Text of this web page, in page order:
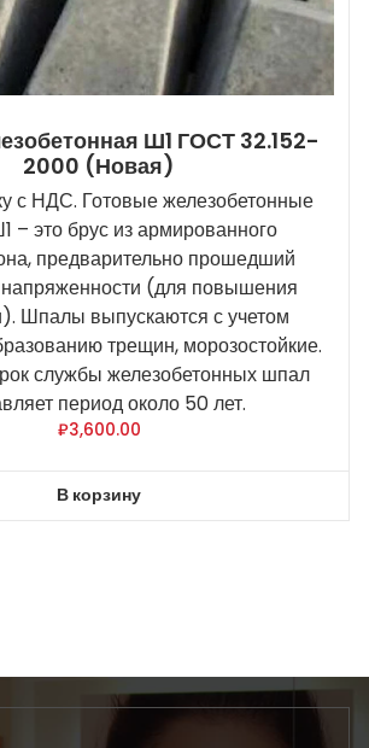
Ш1 ГОСТ 32.152-
2000 (новая)
с НДС. Готовые железобетонные
– это брус из армированного
предварительно прошедший
(для повышения
Шпалы выпускаются с учетом
трещин, морозостойкие.
службы железобетонных шпал
период около 50 лет.
₽3,600.00
В корзину